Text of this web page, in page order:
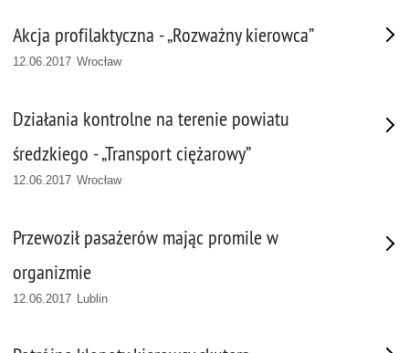
Akcja profilaktyczna - „Rozważny kierowca”
12.06.2017 Wrocław
Działania kontrolne na terenie powiatu
średzkiego - „Transport ciężarowy”
12.06.2017 Wrocław
Przewoził pasażerów mając promile w
organizmie
12.06.2017 Lublin